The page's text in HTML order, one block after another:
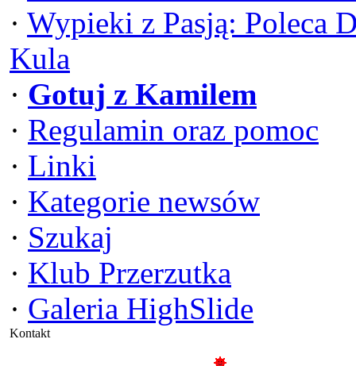
· Wypieki z Pasją: Poleca
Kula
· Gotuj z Kamilem
· Regulamin oraz pomoc
· Linki
· Kategorie newsów
· Szukaj
· Klub Przerzutka
· Galeria HighSlide
Kontakt